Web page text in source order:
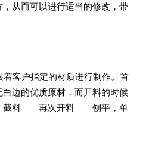
从而可以进行适当的修改，带
客户指定的材质进行制作。首
边的优质原材，而开料的时候
截料——再次开料——刨平，单